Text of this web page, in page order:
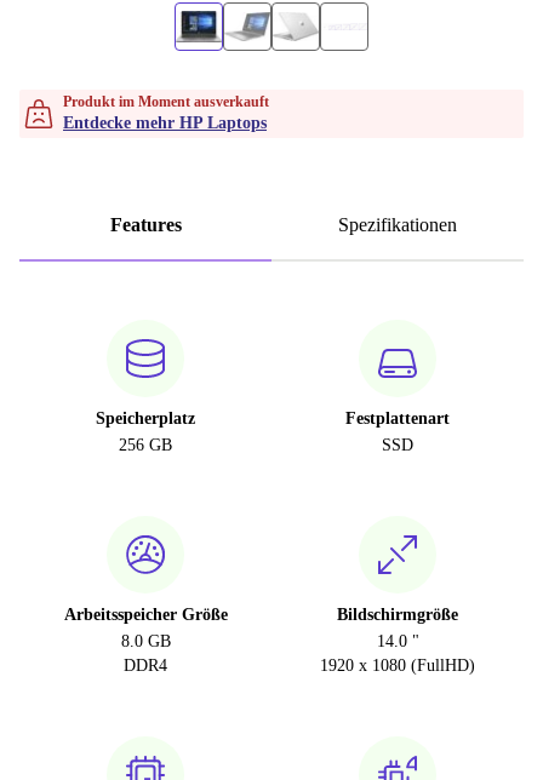
Produkt im Moment ausverkauft
Entdecke mehr HP Laptops
Features Spezifikationen
Speicherplatz
256 GB
Festplattenart
SSD
Arbeitsspeicher Größe
8.0 GB
DDR4
Bildschirmgröße
14.0 "
1920 x 1080 (FullHD)